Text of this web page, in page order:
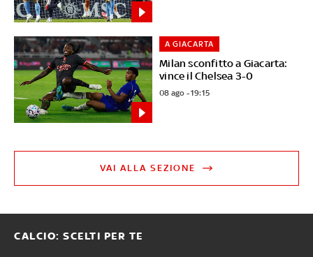
Milan sconfitto a Giacarta:
vince il Chelsea 3-0
A GIACARTA
08 ago - 19:15
VAI ALLA SEZIONE
CALCIO: SCELTI PER TE